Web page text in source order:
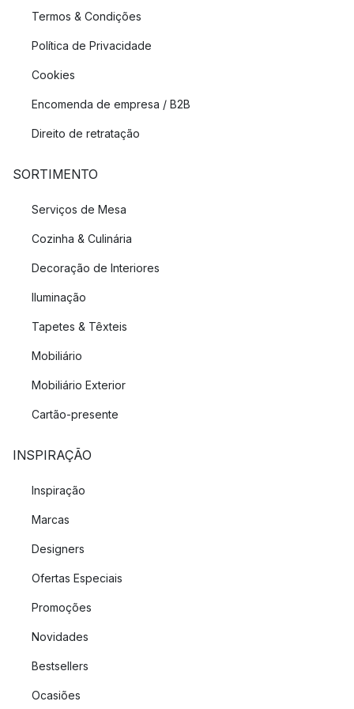
Termos & Condições
Política de Privacidade
Cookies
Encomenda de empresa / B2B
Direito de retratação
SORTIMENTO
Serviços de Mesa
Cozinha & Culinária
Decoração de Interiores
Iluminação
Tapetes & Têxteis
Mobiliário
Mobiliário Exterior
Cartão-presente
INSPIRAÇÃO
Inspiração
Marcas
Designers
Ofertas Especiais
Promoções
Novidades
Bestsellers
Ocasiões